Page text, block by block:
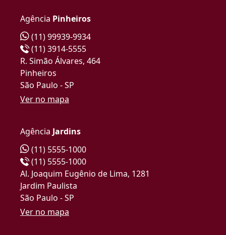
Agência Pinheiros
(11) 99939-9934
(11) 3914-5555
R. Simão Álvares, 464
Pinheiros
São Paulo - SP
Ver no mapa
Agência Jardins
(11) 5555-1000
(11) 5555-1000
Al. Joaquim Eugênio de Lima, 1281
Jardim Paulista
São Paulo - SP
Ver no mapa